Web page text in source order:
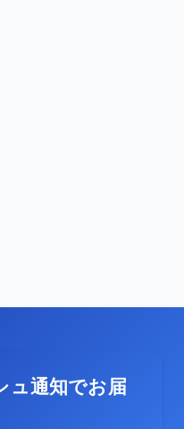
ュ通知でお届